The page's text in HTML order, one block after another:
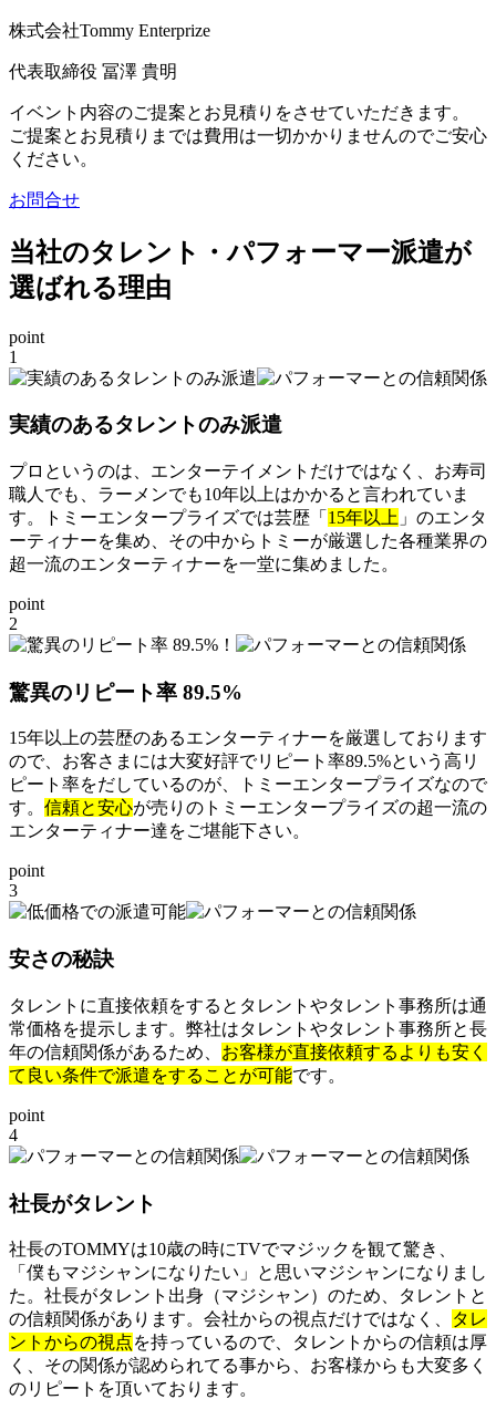
株式会社Tommy Enterprize
代表取締役 冨澤 貴明
イベント内容のご提案とお見積りをさせていただきます。
ご提案とお見積りまでは費用は一切かかりませんのでご安心
ください。
お問合せ
当社のタレント・パフォーマー派遣が
選ばれる理由
point
1
実績のあるタレントのみ派遣
プロというのは、エンターテイメントだけではなく、お寿司
職人でも、ラーメンでも10年以上はかかると言われていま
す。トミーエンタープライズでは芸歴「 15年以上 」のエンタ
ーティナーを集め、その中からトミーが厳選した各種業界の
超一流のエンターティナーを一堂に集めました。
point
2
驚異のリピート率 89.5%
15年以上の芸歴のあるエンターティナーを厳選しております
ので、お客さまには大変好評でリピート率89.5%という高リ
ピート率をだしているのが、トミーエンタープライズなので
す。 信頼と安心が売りのトミーエンタープライズの超一流の
エンターティナー達をご堪能下さい。
point
3
安さの秘訣
タレントに直接依頼をするとタレントやタレント事務所は通
常価格を提示します。弊社はタレントやタレント事務所と長
年の信頼関係があるため、 お客様が直接依頼するよりも安く
て良い条件で派遣をすることが可能です。
point
4
社長がタレント
社長のTOMMYは10歳の時にTVでマジックを観て驚き、
「僕もマジシャンになりたい」と思いマジシャンになりまし
た。社長がタレント出身（マジシャン）のため、タレントと
の信頼関係があります。会社からの視点だけではなく、
タレ
ントからの視点を持っているので、タレントからの信頼は厚
く、その関係が認められてる事から、お客様からも大変多く
のリピートを頂いております。